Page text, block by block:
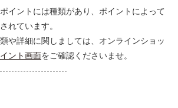
イントには種類があり、ポイントによって
れています。
や詳細に関しましては、オンラインショッ
ント画面をご確認くださいませ。